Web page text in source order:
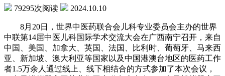
79295次阅读 2024.10.10
8月20日，世界中医药联合会儿科专业委员会主办的世界
中联第14届中医儿科国际学术交流大会在广西南宁召开，来自
中国、美国、加拿大、英国、法国、比利时、葡萄牙、马来西
亚、新加坡、澳大利亚等国家以及中国港澳台地区的医药工作
者1.5万余人通过线上、线下相结合的方式参加了本次会议，